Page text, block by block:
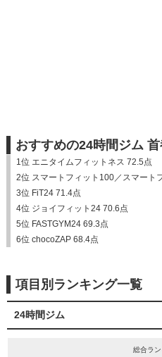
おすすめの24時間ジム
1位 エニタイムフィットネス 72.5点
2位 スマートフィット100／スマート
3位 FiT24 71.4点
4位 ジョイフィット24 70.6点
5位 FASTGYM24 69.3点
6位 chocoZAP 68.4点
項目別ランキング一覧
24時間ジム
総合ラ